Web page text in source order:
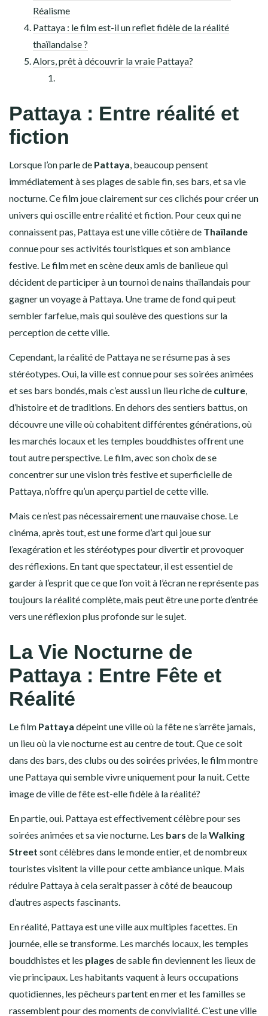
Réalisme
Pattaya : le film est-il un reflet fidèle de la réalité
thaïlandaise ?
Alors, prêt à découvrir la vraie Pattaya?
Pattaya : Entre réalité et
fiction
Lorsque l’on parle de Pattaya , beaucoup pensent
immédiatement à ses plages de sable fin, ses bars, et sa vie
nocturne. Ce film joue clairement sur ces clichés pour créer un
univers qui oscille entre réalité et fiction. Pour ceux qui ne
connaissent pas, Pattaya est une ville côtière de Thaïlande
connue pour ses activités touristiques et son ambiance
festive. Le film met en scène deux amis de banlieue qui
décident de participer à un tournoi de nains thaïlandais pour
gagner un voyage à Pattaya. Une trame de fond qui peut
sembler farfelue, mais qui soulève des questions sur la
perception de cette ville.
Cependant, la réalité de Pattaya ne se résume pas à ses
stéréotypes. Oui, la ville est connue pour ses soirées animées
et ses bars bondés, mais c’est aussi un lieu riche de culture
d’histoire et de traditions. En dehors des sentiers battus, on
découvre une ville où cohabitent différentes générations, où
les marchés locaux et les temples bouddhistes offrent une
tout autre perspective. Le film, avec son choix de se
concentrer sur une vision très festive et superficielle de
Pattaya, n’offre qu’un aperçu partiel de cette ville.
Mais ce n’est pas nécessairement une mauvaise chose. Le
cinéma, après tout, est une forme d’art qui joue sur
l’exagération et les stéréotypes pour divertir et provoquer
des réflexions. En tant que spectateur, il est essentiel de
garder à l’esprit que ce que l’on voit à l’écran ne représente pas
toujours la réalité complète, mais peut être une porte d’entrée
vers une réflexion plus profonde sur le sujet.
La Vie Nocturne de
Pattaya : Entre Fête et
Réalité
Le film Pattaya dépeint une ville où la fête ne s’arrête jamais,
un lieu où la vie nocturne est au centre de tout. Que ce soit
dans des bars, des clubs ou des soirées privées, le film montre
une Pattaya qui semble vivre uniquement pour la nuit. Cette
image de ville de fête est-elle fidèle à la réalité?
En partie, oui. Pattaya est effectivement célèbre pour ses
soirées animées et sa vie nocturne. Les bars de laWalking
Street sont célèbres dans le monde entier, et de nombreux
touristes visitent la ville pour cette ambiance unique. Mais
réduire Pattaya à cela serait passer à côté de beaucoup
d’autres aspects fascinants.
En réalité, Pattaya est une ville aux multiples facettes. En
journée, elle se transforme. Les marchés locaux, les temples
bouddhistes et les plages de sable fin deviennent les lieux de
vie principaux. Les habitants vaquent à leurs occupations
quotidiennes, les pêcheurs partent en mer et les familles se
rassemblent pour des moments de convivialité. C’est une ville